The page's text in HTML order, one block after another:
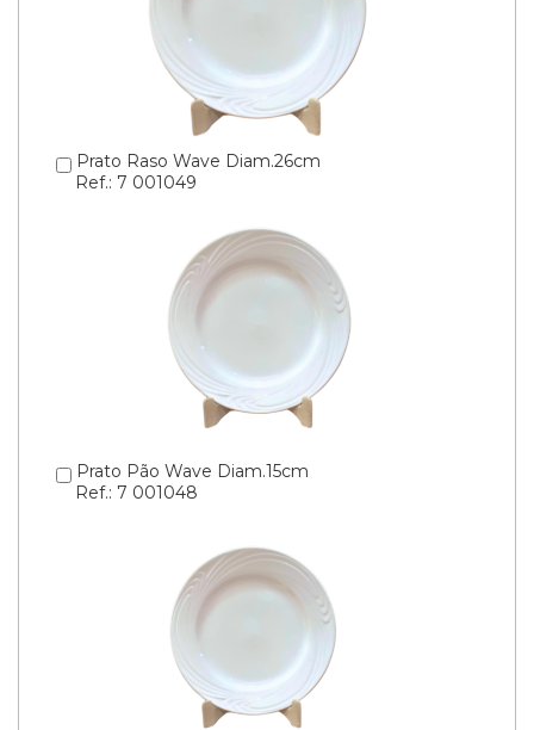
Prato Raso Wave Diam.26cm
Ref.: 7 001049
Prato Pão Wave Diam.15cm
Ref.: 7 001048